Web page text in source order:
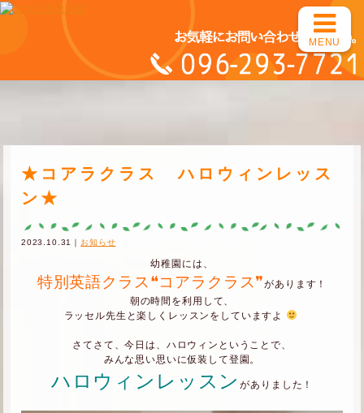
★コアラクラス ハロウィンレッス
ン★
2023.10.31｜ お知らせ
幼稚園には、
特別英語クラス❝コアラクラス❞があります！
朝の時間を利用して、
ラッセル先生と楽しくレッスンをしていますよ
さてさて、今日は、ハロウィンということで、
みんな思い思いに仮装して登園。
ハロウィンレッスンがありました！
MENU